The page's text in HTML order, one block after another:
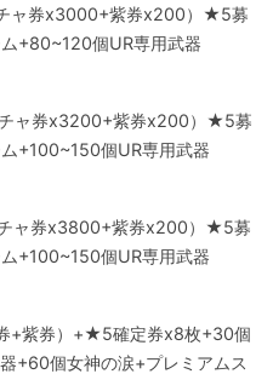
ャ券x3000+紫券x200）★5募
+80~120個UR専用武器
ャ券x3200+紫券x200）★5募
+100~150個UR専用武器
ャ券x3800+紫券x200）★5募
+100~150個UR専用武器
+紫券）+★5確定券x8枚+30個
+60個女神の涙+プレミアムス